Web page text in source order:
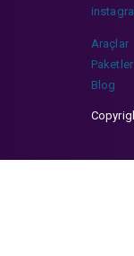
Araçlar
Paketler
Blog